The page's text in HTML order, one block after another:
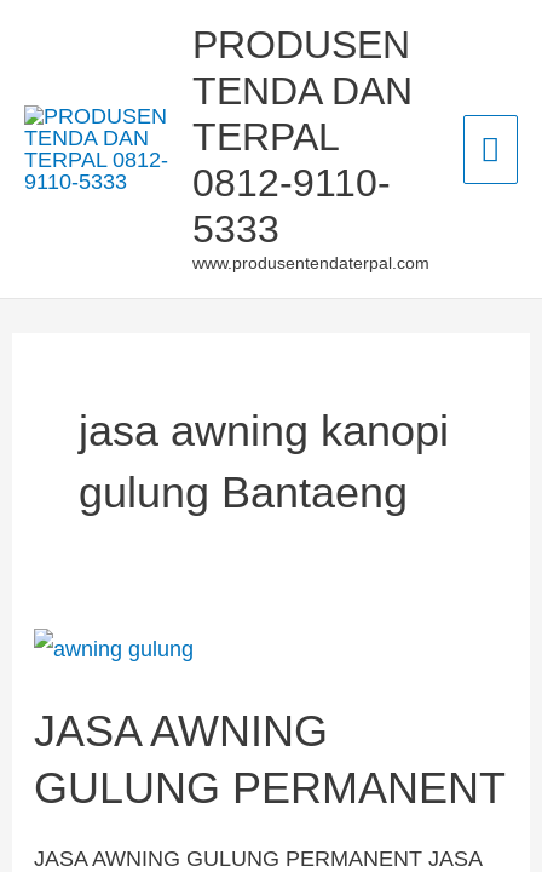
PRODUSEN
TENDA DAN
TERPAL
0812-9110-
5333
www.produsentendaterpal.com
jasa awning kanopi
gulung Bantaeng
JASA AWNING
GULUNG PERMANENT
JASA AWNING GULUNG PERMANENT JASA
JASA
GULUNG